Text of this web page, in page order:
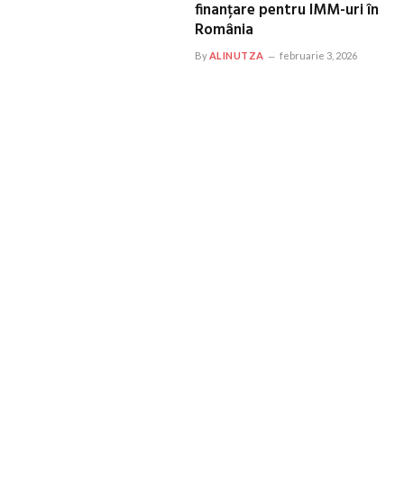
finanțare pentru IMM-uri în
România
ByALINUTZA februarie 3, 2026